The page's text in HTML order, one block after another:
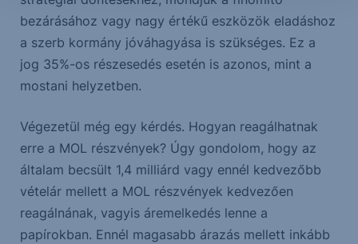
bezárásához vagy nagy értékű eszközök eladáshoz
a szerb kormány jóváhagyása is szükséges. Ez a
jog 35%-os részesedés esetén is azonos, mint a
mostani helyzetben.
Végezetül még egy kérdés. Hogyan reagálhatnak
erre a MOL részvények? Úgy gondolom, hogy az
általam becsült 1,4 milliárd vagy ennél kedvezőbb
vételár mellett a MOL részvények kedvezően
reagálnának, vagyis áremelkedés lenne a
papírokban. Ennél magasabb árazás mellett inkább